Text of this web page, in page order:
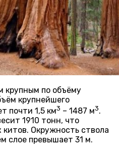
крупным по объёму
крупнейшего
почти 1,5 км3 – 1487 м3.
1910 тонн, что
китов. Окружность ствола
слое превышает 31 м.